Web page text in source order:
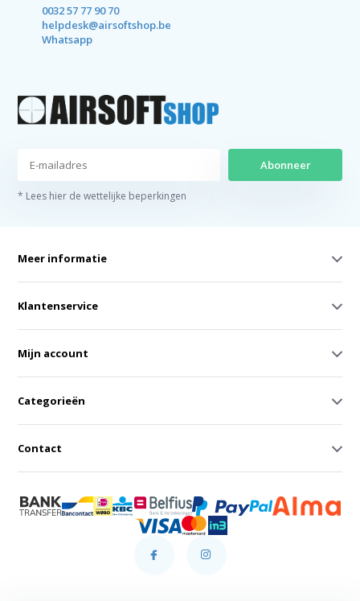
0032 57 77 90 70
helpdesk@airsoftshop.be
Whatsapp
Abonneer
* Lees hier de wettelijke beperkingen
Meer informatie
Klantenservice
Mijn account
Categorieën
Contact